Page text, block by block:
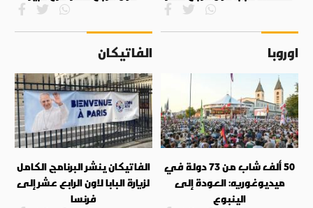
اوروبا
50 ألف شاب من 73 دولة في
ميديوغوريه: العودة إلى
الينبوع
الفاتيكان
الفاتيكان ينشر البرنامج الكامل
لزيارة البابا لاون الرابع عشر إلى
فرنسا